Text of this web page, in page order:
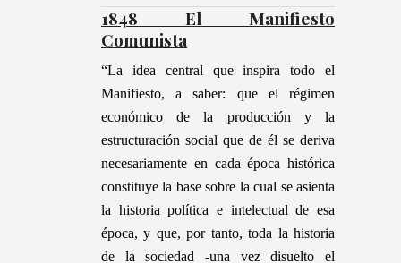
1848 El Manifiesto
Comunista
“La idea central que inspira todo el
Manifiesto, a saber: que el régimen
económico de la producción y la
estructuración social que de él se deriva
necesariamente en cada época histórica
constituye la base sobre la cual se asienta
la historia política e intelectual de esa
época, y que, por tanto, toda la historia
de la sociedad -una vez disuelto el